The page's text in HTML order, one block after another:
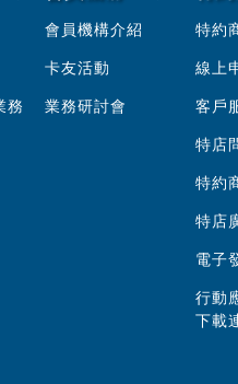
務
會員機構介紹
卡友活動
業務研討會
特約
線上
客戶
特店
特約
特店
電子
行動
下載